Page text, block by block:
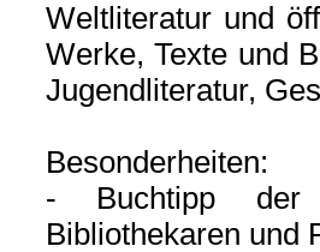
Weltliteratur und
Werke, Texte und
Jugendliteratur,
Besonderheiten:
- Buchtipp der
Bibliothekaren und